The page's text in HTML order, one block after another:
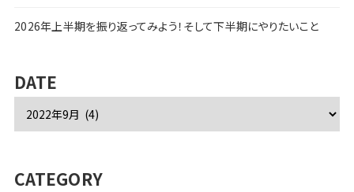
2026年上半期を振り返ってみよう！そして下半期にやりたいこと
DATE
ブ
CATEGORY